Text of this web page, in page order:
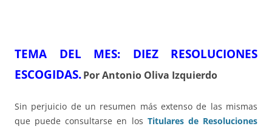
TEMA DEL MES: DIEZ RESOLUCIONES
ESCOGIDAS.Por Antonio Oliva Izquierdo
Sin perjuicio de un resumen más extenso de las mismas
que puede consultarse en los Titulares de Resoluciones